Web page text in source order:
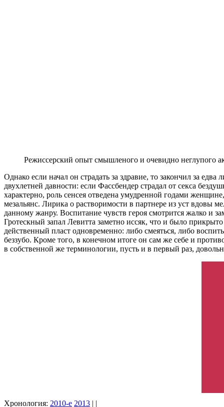
Режиссерский опыт смышленого и очевидно неглупого
Однако если начал он страдать за здравие, то закончил за
двухлетней давности: если Фассбендер страдал от секса
характерно, роль сенсея отведена умудренной годами
мезальянс. Лирика о растворимости в партнере из уст вдовы
данному жанру. Воспитание чувств героя смотрится жалко и
Гротескный запал Левитта заметно иссяк, что и было
действенный пласт одновременно: либо смеяться, либо
беззубо. Кроме того, в конечном итоге он сам же себе и
в собственной же терминологии, пусть и в первый раз,
Хронология: 2010-е 2013 | |